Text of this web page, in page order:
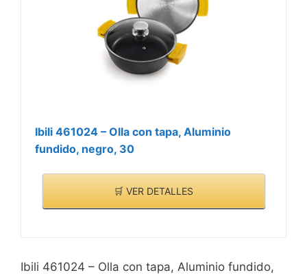
Ibili 461024 – Olla con tapa, Aluminio
fundido, negro, 30
🛒 VER DETALLES
Ibili 461024 – Olla con tapa, Aluminio fundido,